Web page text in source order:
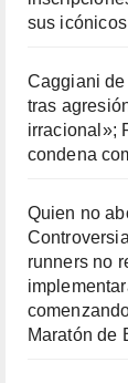
sus
Caggiani
tras
irracional»;
condena
Quien no
runners no
Maratón de